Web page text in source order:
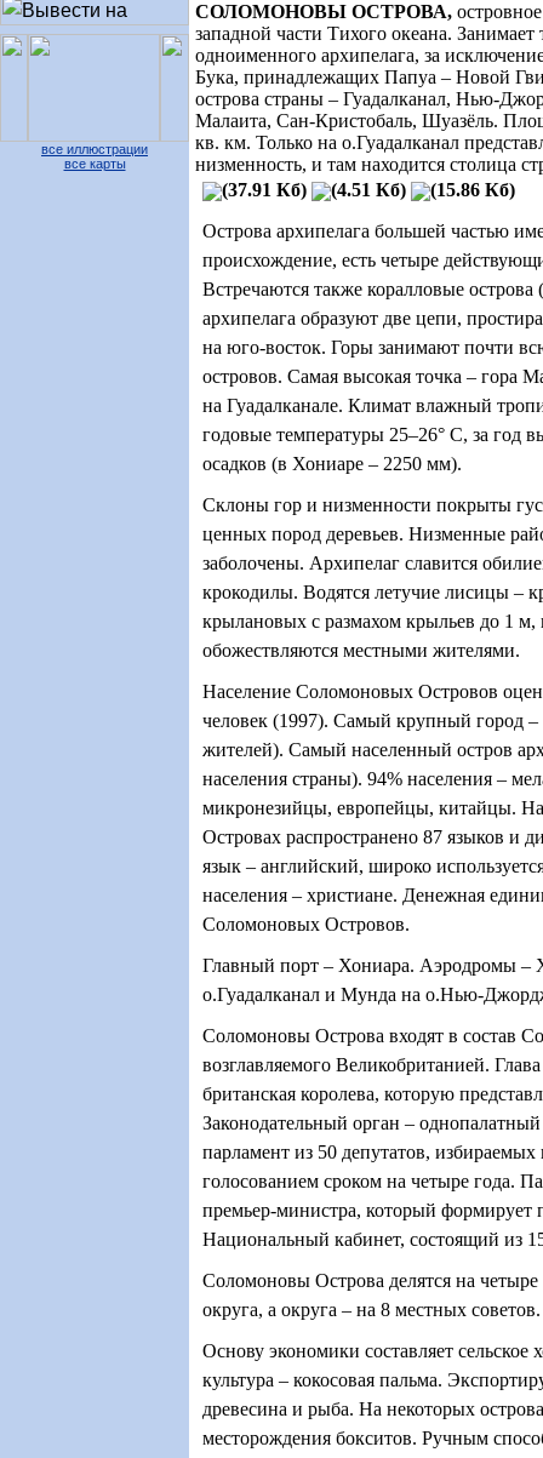
все иллюстрации
все карты
СОЛОМОНОВЫ ОСТРОВА,
западной части Тихого океана.
одноименного архипелага, за
Бука, принадлежащих Папуа – Новой
острова страны – Гуадалканал, Нью-
Малаита, Сан-Кристобаль, Шуазёль.
кв. км. Только на о.Гуадалканал
низменность, и там находится столица
(37.91 Кб)
(4.51 Кб)
(15.86 Кб)
Острова архипелага большей частью
происхождение, есть четыре
Встречаются также коралловые
архипелага образуют две цепи,
на юго-восток. Горы занимают почти
островов. Самая высокая точка – гора
на Гуадалканале. Климат влажный
годовые температуры 25–26° С, за год
осадков (в Хониаре – 2250 мм).
Склоны гор и низменности покрыты
ценных пород деревьев. Низменные
заболочены. Архипелаг славится
крокодилы. Водятся летучие лисицы –
крылановых с размахом крыльев до 1 м,
обожествляются местными жителями.
Население Соломоновых Островов
человек (1997). Самый крупный город
жителей). Самый населенный остров
населения страны). 94% населения –
микронезийцы, европейцы, китайцы.
Островах распространено 87 языков и
язык – английский, широко
населения – христиане. Денежная
Соломоновых Островов.
Главный порт – Хониара. Аэродромы –
о.Гуадалканал и Мунда на о.Нью-
Соломоновы Острова входят в состав
возглавляемого Великобританией. Глава
британская королева, которую
Законодательный орган –
парламент из 50 депутатов,
голосованием сроком на четыре года.
премьер-министра, который формирует
Национальный кабинет, состоящий из
Соломоновы Острова делятся на
округа, а округа – на 8 местных советов.
Основу экономики составляет сельское
культура – кокосовая пальма.
древесина и рыба. На некоторых
месторождения бокситов. Ручным